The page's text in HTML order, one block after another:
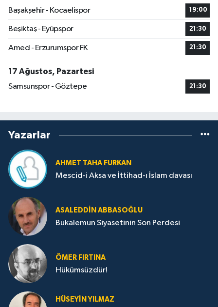
Başakşehir - Kocaelispor
19:00
Beşiktaş - Eyüpspor 21:30
Amed - Erzurumspor FK 21:30
17 Ağustos, Pazartesi
Samsunspor - Göztepe
21:30
Yazarlar
AHMET TAHA FURKAN
Mescid-i Aksa ve İttihad-ı İslam davası
ASALEDDIN ABBASOĞLU
Bukalemun Siyasetinin Son Perdesi
ÖMER FIRTINA
Hükümsüzdür!
HÜSEYIN YILMAZ